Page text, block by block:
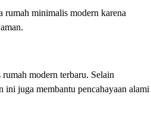
rumah minimalis modern karena
modern terbaru. Selain
ini juga membantu pencahayaan alami